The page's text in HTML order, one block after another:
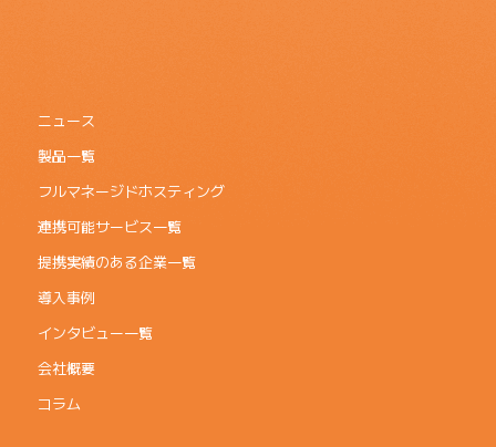
ニュース
製品一覧
フルマネージドホスティング
連携可能サービス一覧
提携実績のある企業一覧
導入事例
インタビュー一覧
会社概要
コラム